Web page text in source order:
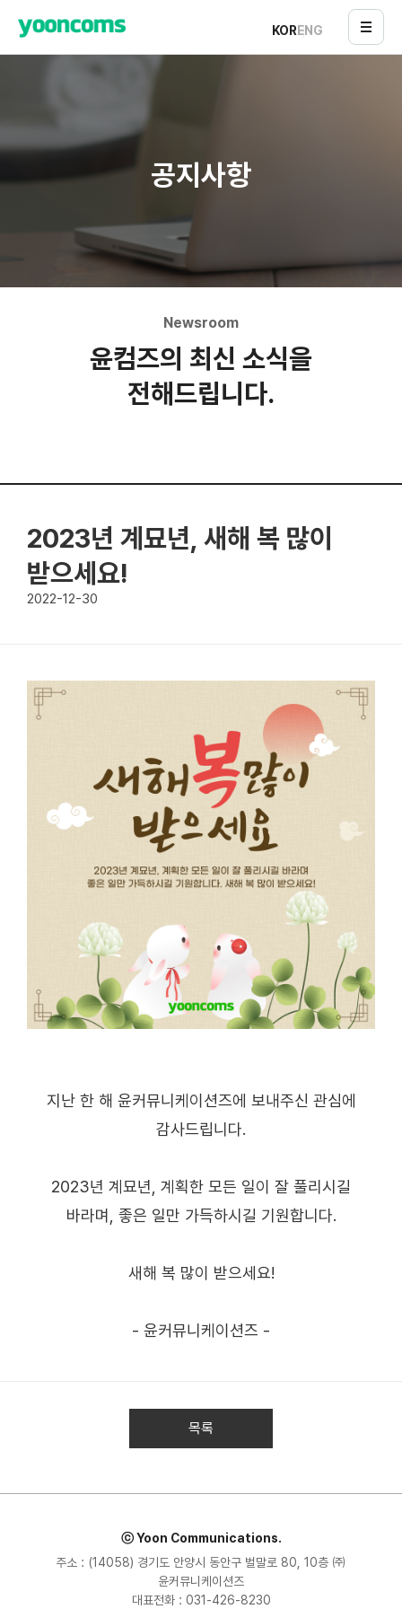
KORENG
공지사항
Newsroom
윤컴즈의 최신 소식을
전해드립니다.
2023년 계묘년, 새해 복 많이
받으세요!
2022-12-30
지난 한 해 윤커뮤니케이션즈에 보내주신 관심에
감사드립니다.
2023년 계묘년, 계획한 모든 일이 잘 풀리시길
바라며, 좋은 일만 가득하시길 기원합니다.
새해 복 많이 받으세요!
- 윤커뮤니케이션즈 -
목록
ⓒ Yoon Communications.
주소 : (14058) 경기도 안양시 동안구 벌말로 80, 10층 ㈜
윤커뮤니케이션즈
대표전화 : 031-426-8230